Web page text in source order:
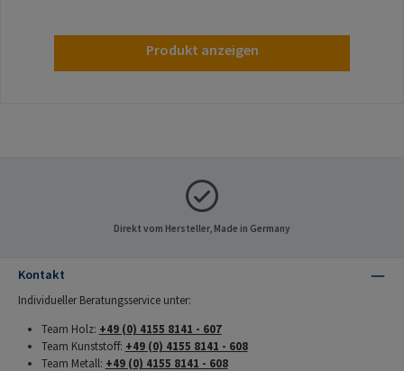
Produkt anzeigen
Direkt vom Hersteller, Made in Germany
Kontakt
Individueller Beratungsservice unter:
Team Holz: +49 (0) 4155 8141 - 607
Team Kunststoff: +49 (0) 4155 8141 - 608
Team Metall: +49 (0) 4155 8141 - 608